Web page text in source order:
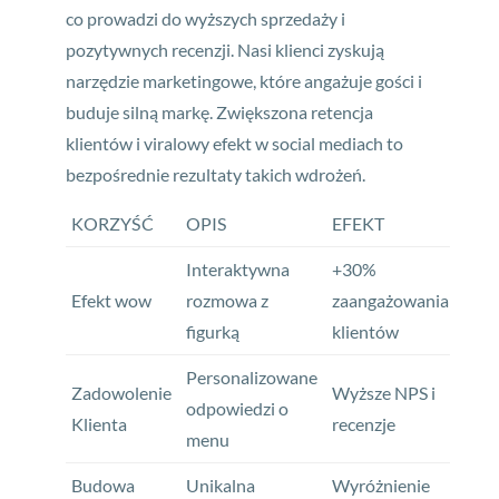
co prowadzi do wyższych sprzedaży i
pozytywnych recenzji. Nasi klienci zyskują
narzędzie marketingowe, które angażuje gości i
buduje silną markę. Zwiększona retencja
klientów i viralowy efekt w social mediach to
bezpośrednie rezultaty takich wdrożeń.
KORZYŚĆ OPIS EFEKT
Efekt wow
Interaktywna
rozmowa z
figurką
+30%
zaangażowania
klientów
Zadowolenie
Klienta
Personalizowane
odpowiedzi o
menu
Wyższe NPS i
recenzje
Budowa Unikalna Wyróżnienie